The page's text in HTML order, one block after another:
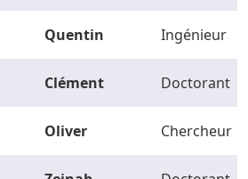
Quentin Ingénieur
Clément Doctorant
Oliver Chercheur